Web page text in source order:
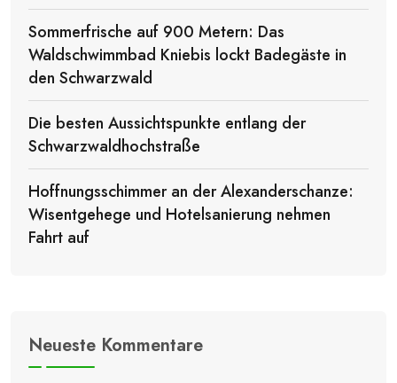
Sommerfrische auf 900 Metern: Das
Waldschwimmbad Kniebis lockt Badegäste in
den Schwarzwald
Die besten Aussichtspunkte entlang der
Schwarzwaldhochstraße
Hoffnungsschimmer an der Alexanderschanze:
Wisentgehege und Hotelsanierung nehmen
Fahrt auf
Neueste Kommentare